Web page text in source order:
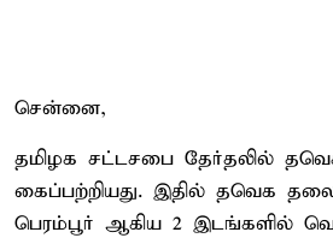
சென்னை,
தமிழக சட்டசபை தேர்தலில்
கைப்பற்றியது. இதில் தவெக
பெரம்பூர் ஆகிய 2 இடங்களில்